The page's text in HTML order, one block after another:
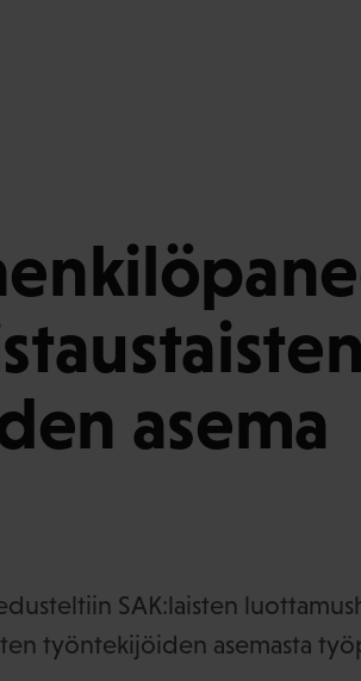
asema
SAK:laisten
työntekijöiden asemasta